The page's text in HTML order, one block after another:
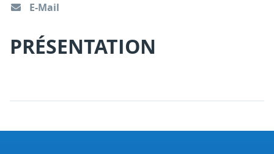
PRÉSENTATION
E-Mail